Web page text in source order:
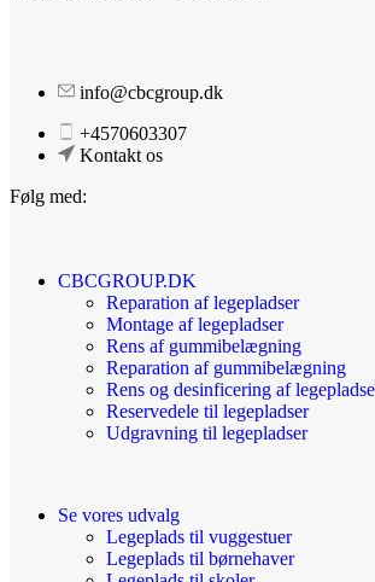
info@cbcgroup.dk
+4570603307
Kontakt os
Følg med:
CBCGROUP.DK
Reparation af legepladser
Montage af legepladser
Rens af gummibelægning
Reparation af gummibelægning
Rens og desinficering af
Reservedele til legepladser
Udgravning til legepladser
Se vores udvalg
Legeplads til vuggestuer
Legeplads til børnehaver